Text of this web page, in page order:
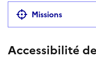
Missions
Accessibilité